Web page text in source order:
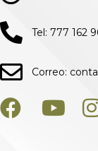
Tel: 777 162
Correo: